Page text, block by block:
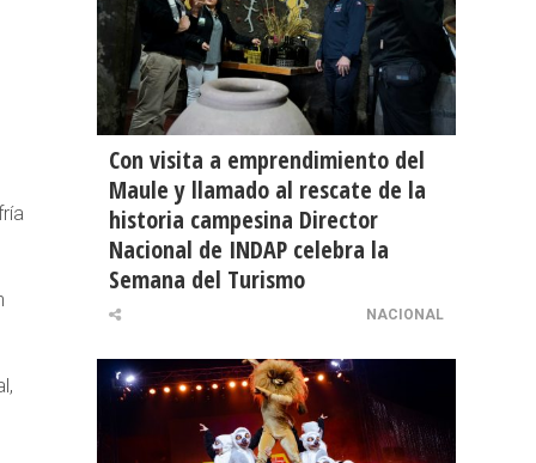
Con visita a emprendimiento del
Maule y llamado al rescate de la
historia campesina Director
Nacional de INDAP celebra la
Semana del Turismo
NACIONAL